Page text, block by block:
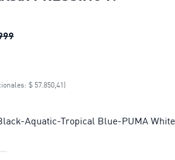
Botines de futsal PRESSING IV
de futsal PRESSING IV
$ 57.850,41)
Aquatic-Tropical Blue-PUMA White